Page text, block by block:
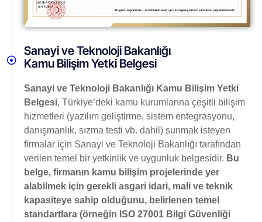
Sanayi ve Teknoloji Bakanlığı
Kamu Bilişim Yetki Belgesi
Sanayi ve Teknoloji Bakanlığı Kamu Bilişim Yetki
Belgesi, Türkiye’deki kamu kurumlarına çeşitli bilişim
hizmetleri (yazılım geliştirme, sistem entegrasyonu,
danışmanlık, sızma testi vb. dahil) sunmak isteyen
firmalar için Sanayi ve Teknoloji Bakanlığı tarafından
verilen temel bir yetkinlik ve uygunluk belgesidir. Bu
belge, firmanın kamu bilişim projelerinde yer
alabilmek için gerekli asgari idari, mali ve teknik
kapasiteye sahip olduğunu, belirlenen temel
standartlara (örneğin ISO 27001 Bilgi Güvenliği